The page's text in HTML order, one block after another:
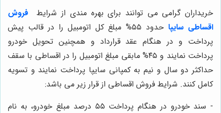
خریداران گرامی می توانند برای بهره مندی از شرایط
فروش
اقساطی سایپا
حدود ۵۵% مبلغ کل اتومبیل را در قالب پیش
پرداخت و در هنگام عقد قرارداد و همچنین تحویل خودرو
پرداخت نمایند و ۴۵% مابقی مبلغ اتومبیل را در اقساطی با سقف
حداکثر دو سال و نیم به کمپانی سایپا پرداخت نمایند و تسویه
کامل کنند. شرایط فروش اقساطی از قرار زیر می باشد:
- سند خودرو در هنگام پرداخت ۵۵ درصد مبلغ خودرو، به نام